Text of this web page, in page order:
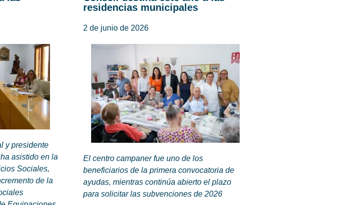
y presidente
asistido en la
Sociales,
de la
residencias municipales
2 de junio de 2026
El centro campaner fue uno de los
beneficiarios de la primera convocatoria de
ayudas, mientras continúa abierto el plazo
para solicitar las subvenciones de 2026